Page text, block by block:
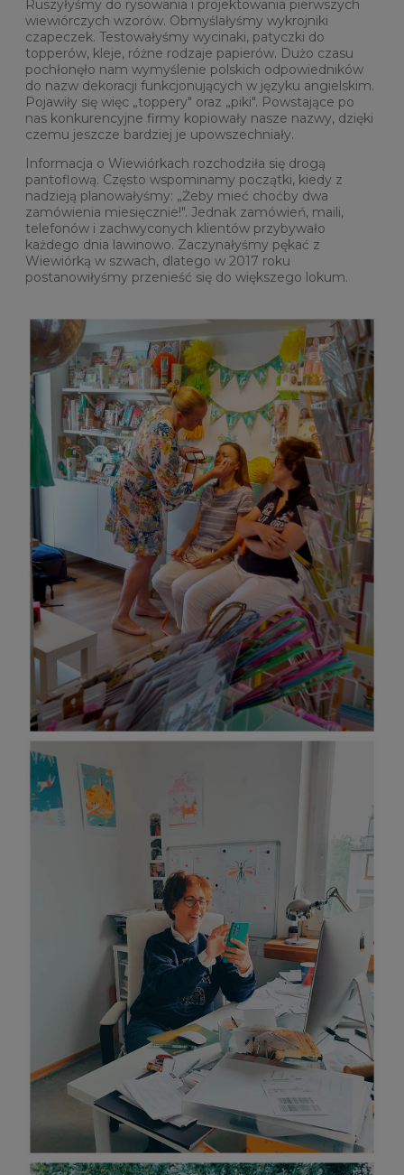
Ruszyłyśmy do rysowania i projektowania pierwszych
wiewiórczych wzorów. Obmyślałyśmy wykrojniki
czapeczek. Testowałyśmy wycinaki, patyczki do
topperów, kleje, różne rodzaje papierów. Dużo czasu
pochłonęło nam wymyślenie polskich odpowiedników
do nazw dekoracji funkcjonujących w języku angielskim.
Pojawiły się więc „toppery" oraz „piki". Powstające po
nas konkurencyjne firmy kopiowały nasze nazwy, dzięki
czemu jeszcze bardziej je upowszechniały.
Informacja o Wiewiórkach rozchodziła się drogą
pantoflową. Często wspominamy początki, kiedy z
nadzieją planowałyśmy: „Żeby mieć choćby dwa
zamówienia miesięcznie!". Jednak zamówień, maili,
telefonów i zachwyconych klientów przybywało
każdego dnia lawinowo. Zaczynałyśmy pękać z
Wiewiórką w szwach, dlatego w 2017 roku
postanowiłyśmy przenieść się do większego lokum.